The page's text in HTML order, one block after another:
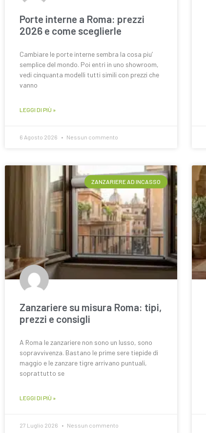
Porte interne a Roma: prezzi
2026 e come sceglierle
Cambiare le porte interne sembra la cosa piu’
semplice del mondo. Poi entri in uno showroom,
vedi cinquanta modelli tutti simili con prezzi che
vanno
LEGGI DI PIÙ »
6 Agosto 2026 Nessun commento
ZANZARIERE AD INCASSO
Zanzariere su misura Roma: tipi,
prezzi e consigli
A Roma le zanzariere non sono un lusso, sono
sopravvivenza. Bastano le prime sere tiepide di
maggio e le zanzare tigre arrivano puntuali,
soprattutto se
LEGGI DI PIÙ »
27 Luglio 2026 Nessun commento